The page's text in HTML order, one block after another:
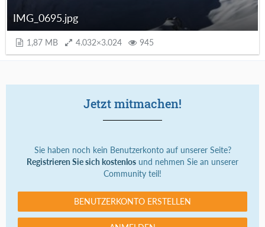
IMG_0695.jpg
1,87 MB 4.032×3.024 945
Jetzt mitmachen!
Sie haben noch kein Benutzerkonto auf unserer Seite?
Registrieren Sie sich kostenlos und nehmen Sie an unserer
Community teil!
BENUTZERKONTO ERSTELLEN